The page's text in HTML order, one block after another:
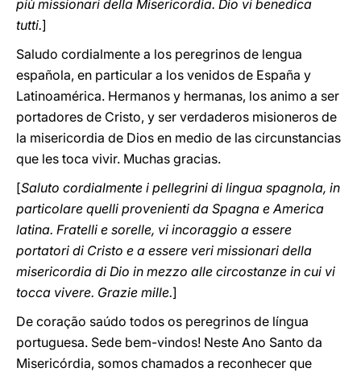
più missionari della Misericordia. Dio vi benedica
tutti.]
Saludo cordialmente a los peregrinos de lengua
española, en particular a los venidos de España y
Latinoamérica. Hermanos y hermanas, los animo a ser
portadores de Cristo, y ser verdaderos misioneros de
la misericordia de Dios en medio de las circunstancias
que les toca vivir. Muchas gracias.
[Saluto cordialmente i pellegrini di lingua spagnola, in
particolare quelli provenienti da Spagna e America
latina. Fratelli e sorelle, vi incoraggio a essere
portatori di Cristo e a essere veri missionari della
misericordia di Dio in mezzo alle circostanze in cui vi
tocca vivere. Grazie mille.]
De coração saúdo todos os peregrinos de língua
portuguesa. Sede bem-vindos! Neste Ano Santo da
Misericórdia, somos chamados a reconhecer que